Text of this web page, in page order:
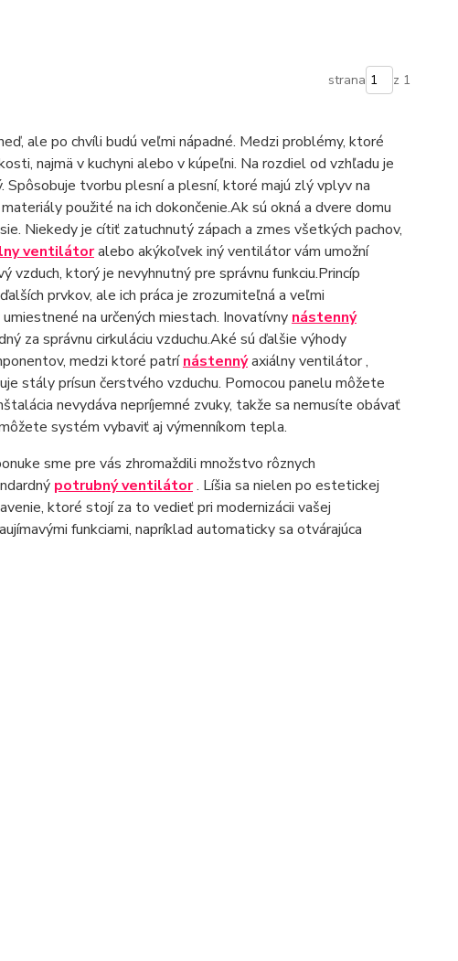
strana z 1
ale po chvíli budú veľmi nápadné. Medzi problémy, ktoré
najmä v kuchyni alebo v kúpeľni. Na rozdiel od vzhľadu je
tvorbu plesní a plesní, ktoré majú zlý vplyv na
použité na ich dokončenie.Ak sú okná a dvere domu
Niekedy je cítiť zatuchnutý zápach a zmes všetkých pachov,
ventilátoralebo akýkoľvek iný ventilátor vám umožní
ktorý je nevyhnutný pre správnu funkciu.Princíp
prvkov, ale ich práca je zrozumiteľná a veľmi
na určených miestach. Inovatívny nástenný
za správnu cirkuláciu vzduchu.Aké sú ďalšie výhody
medzi ktoré patrínástennýaxiálny ventilátor ,
stály prísun čerstvého vzduchu. Pomocou panelu môžete
nevydáva nepríjemné zvuky, takže sa nemusíte obávať
systém vybaviť aj výmenníkom tepla.
sme pre vás zhromaždili množstvo rôznych
potrubný ventilátor. Líšia sa nielen po estetickej
ktoré stojí za to vedieť pri modernizácii vašej
funkciami, napríklad automaticky sa otvárajúca